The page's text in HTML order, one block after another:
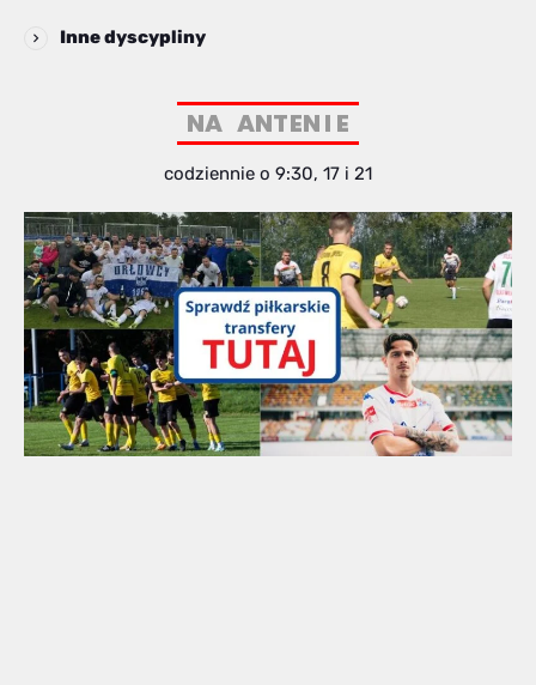
Inne dyscypliny
NA ANTENI E
codziennie o 9:30, 17 i 21